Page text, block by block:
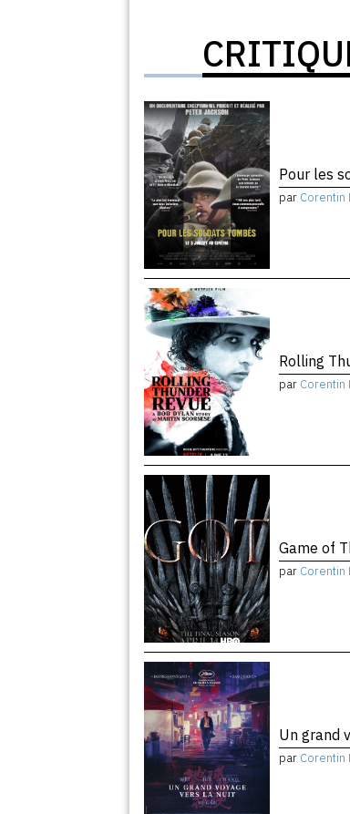
Pour les
par Corentin
Rolling
par Corentin
Game of
par Corentin
Un grand
par Corentin